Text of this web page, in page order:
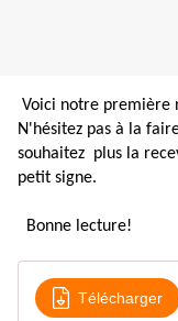
Voici notre première
N'hésitez pas à la
souhaitez plus la
petit signe.
Bonne lecture!
Télécharger